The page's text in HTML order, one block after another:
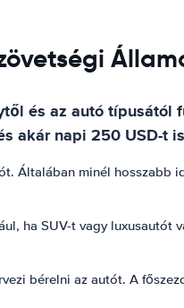
és az autó
akár napi 250 USD-t
minél hosszabb
ha SUV-t vagy
bérelni az autót. A